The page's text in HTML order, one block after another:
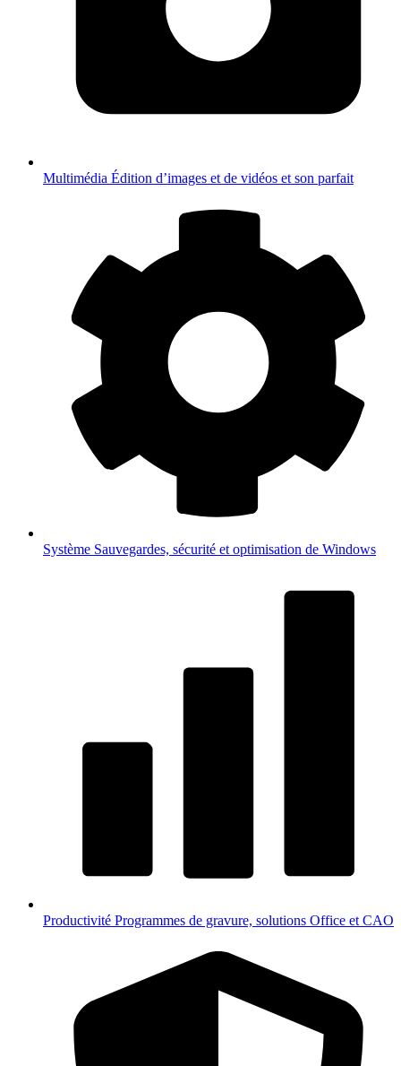
Multimédia Édition d’images et de vidéos et son parfait
Système Sauvegardes, sécurité et optimisation de Windows
Productivité Programmes de gravure, solutions Office et CAO